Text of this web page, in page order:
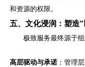
和资源的权限。
五、文化浸润：塑造
极致服务最终源于
高层驱动与承诺 ：管理